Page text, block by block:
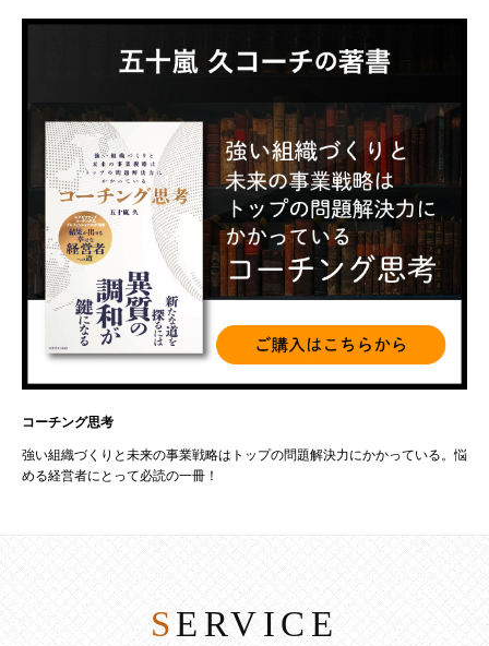
コーチング思考
強い組織づくりと未来の事業戦略はトップの問題解決力にかかっている。悩
める経営者にとって必読の一冊！
SERVICE